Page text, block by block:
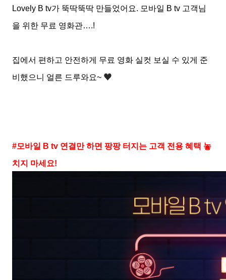
Lovely B tv가 뚝딱뚝딱 만들었어요. 모바일 B tv 고객님
을 위한 무료 영화관….!
집에서 편하고 안전하게 무료 영화 실컷 보실 수 있게 준
비했으니 얼른 드루와요~ ♥
#모바일 B tv 연결만 하면 팡팡 터지는 고객 전용 혜택 놓
치지 마세요!